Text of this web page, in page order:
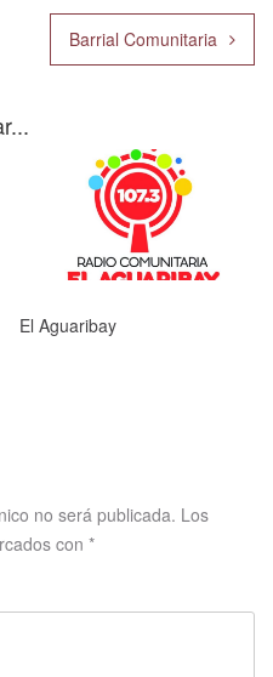
Barrial Comunitaria
El Aguaribay
no será publicada. Los
con *